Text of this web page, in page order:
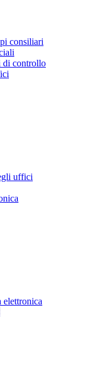
consiliari
di controllo
uffici
elettronica